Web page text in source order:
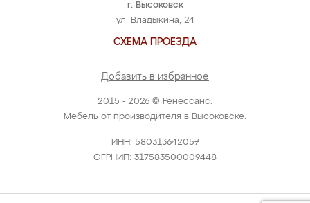
2015 - 2026 © Ренессанс.
Мебель от производителя в Высоковске.
ИНН: 580313642057
ОГРНИП: 317583500009448
г. Высоковск
ул. Владыкина, 24
СХЕМА ПРОЕЗДА
Добавить в избранное